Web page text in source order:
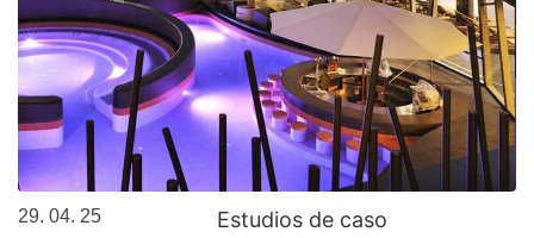
29. 04. 25 Estudios de caso